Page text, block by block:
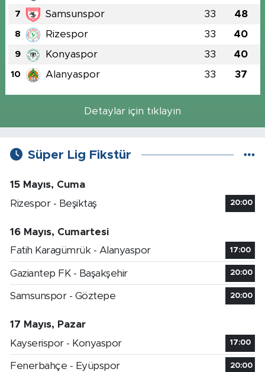
7 Samsunspor 33 48
8 Rizespor 33 40
9 Konyaspor 33 40
10 Alanyaspor 33 37
Detaylar için tıklayın
Süper Lig Fikstür
15 Mayıs, Cuma
Rizespor - Beşiktaş
20:00
16 Mayıs, Cumartesi
Fatih Karagümrük - Alanyaspor
17:00
Gaziantep FK - Başakşehir 20:00
Samsunspor - Göztepe 20:00
17 Mayıs, Pazar
Kayserispor - Konyaspor
17:00
Fenerbahçe - Eyüpspor 20:00